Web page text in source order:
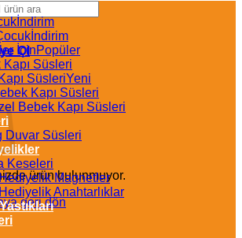
Ol
ürün bulunmuyor.
geri dön
İçin
Kapı Süsleri
Süsleri
Kapı Süsleri
Bebek Kapı Süsleri
Duvar Süsleri
Keseleri
Magnetler
Anahtarlıklar